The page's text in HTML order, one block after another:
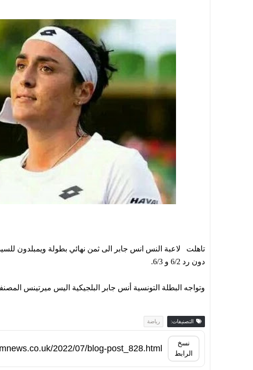
تاهلت لاعبة النس انس جابر الى ثمن نهائي بطولة ويمبلدون
دون رد 6/2 و 6/3.
وتواجه البطلة التونسية أنس جابر البلجيكية اليس ميرتينس المصنفة 31 في ثمن نهائي
التصنيفات: رياضة
نسخ
الرابط